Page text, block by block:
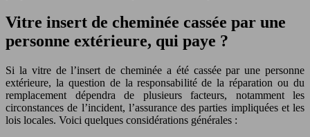
Vitre insert de cheminée cassée par une
personne extérieure, qui paye ?
Si la vitre de l’insert de cheminée a été cassée par une personne
extérieure, la question de la responsabilité de la réparation ou du
remplacement dépendra de plusieurs facteurs, notamment les
circonstances de l’incident, l’assurance des parties impliquées et les
lois locales. Voici quelques considérations générales :